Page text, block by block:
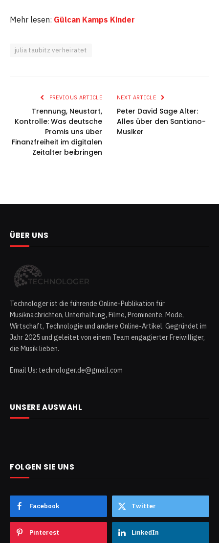
Mehr lesen: Gülcan Kamps Kinder
julia taubitz verheiratet
PREVIOUS ARTICLE
Trennung, Neustart,
Kontrolle: Was deutsche
Promis uns über
Finanzfreiheit im digitalen
Zeitalter beibringen
NEXT ARTICLE
Peter David Sage Alter:
Alles über den Santiano-
Musiker
ÜBER UNS
Technologer ist die führende Online-Publikation für
Musiknachrichten, Unterhaltung, Filme, Prominente, Mode,
Wirtschaft, Technologie und andere Online-Artikel. Gegründet im
Jahr 2025 und geleitet von einem Team engagierter Freiwilliger,
die Musik lieben.
Email Us: technologer.de@gmail.com
UNSERE AUSWAHL
FOLGEN SIE UNS
Facebook Twitter
Pinterest LinkedIn